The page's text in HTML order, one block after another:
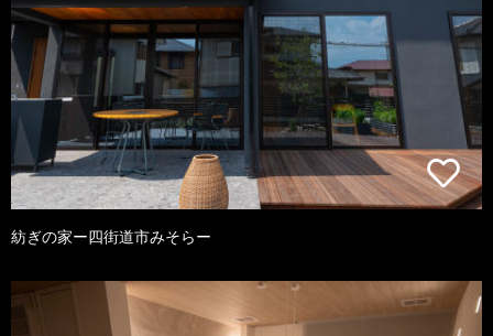
紡ぎの家ー四街道市みそらー